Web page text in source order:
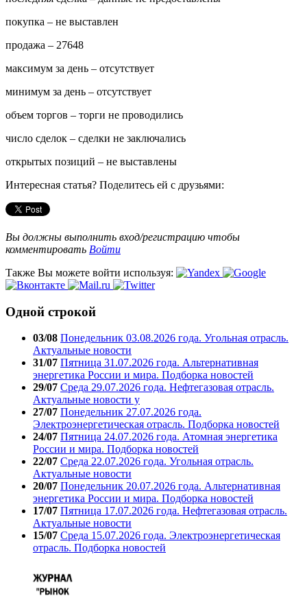
покупка – не выставлен
продажа – 27648
максимум за день – отсутствует
минимум за день – отсутствует
объем торгов – торги не проводились
число сделок – сделки не заключались
открытых позиций – не выставлены
Интересная статья? Поделитесь ей с друзьями:
Вы должны выполнить вход/регистрацию чтобы
комментировать Войти
Также Вы можете войти используя:
Одной строкой
03/08 Понедельник 03.08.2026 года. Угольная отрасль.
Актуальные новости
31/07 Пятница 31.07.2026 года. Альтернативная
энергетика России и мира. Подборка новостей
29/07 Среда 29.07.2026 года. Нефтегазовая отрасль.
Актуальные новости у
27/07 Понедельник 27.07.2026 года.
Электроэнергетическая отрасль. Подборка новостей
24/07 Пятница 24.07.2026 года. Атомная энергетика
России и мира. Подборка новостей
22/07 Среда 22.07.2026 года. Угольная отрасль.
Актуальные новости
20/07 Понедельник 20.07.2026 года. Альтернативная
энергетика России и мира. Подборка новостей
17/07 Пятница 17.07.2026 года. Нефтегазовая отрасль.
Актуальные новости
15/07 Среда 15.07.2026 года. Электроэнергетическая
отрасль. Подборка новостей